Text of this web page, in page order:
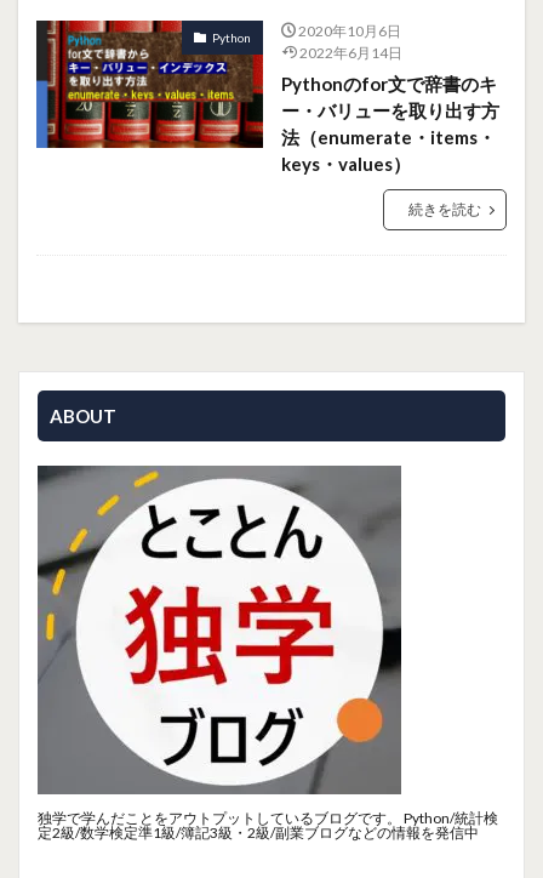
Python
2020年10月6日
2022年6月14日
Pythonのfor文で辞書のキ
ー・バリューを取り出す方
法（enumerate・items・
keys・values）
続きを読む
ABOUT
独学で学んだことをアウトプットしているブログです。 Python/統計検
定2級/数学検定準1級/簿記3級・2級/副業ブログなどの情報を発信中